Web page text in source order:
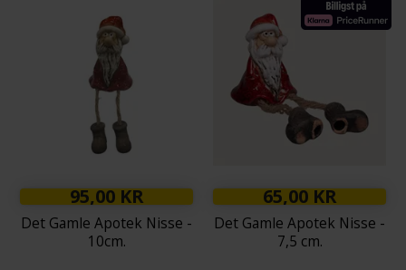
95,00 KR
Det Gamle Apotek Nisse -
10cm.
65,00 KR
Det Gamle Apotek Nisse -
7,5 cm.